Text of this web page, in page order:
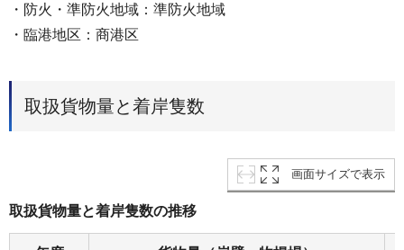
・防火・準防火地域：準防火地域
・臨港地区：商港区
取扱貨物量と着岸隻数
画面サイズで表示
取扱貨物量と着岸隻数の推移